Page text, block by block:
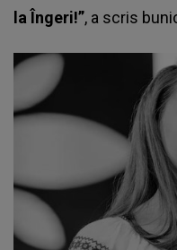
la Îngeri!”, a scris